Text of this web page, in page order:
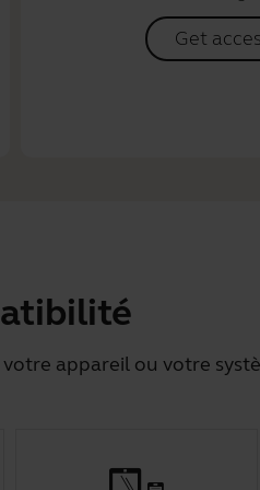
Get
appareil ou votre